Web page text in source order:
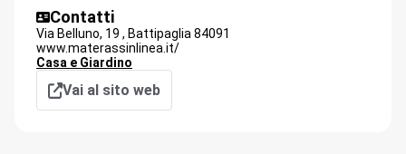
Contatti
Via Belluno, 19 , Battipaglia 84091
www.materassinlinea.it/
Casa e Giardino
Vai al sito web